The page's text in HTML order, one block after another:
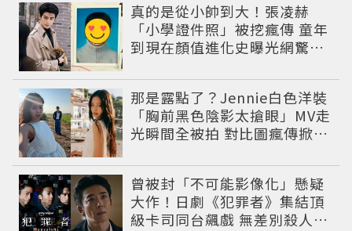
真的是從小帥到大！張凌赫
「小學證件照」被挖瘋傳 童年
到現在顏值進化史曝光網驚：
那是露點了？Jennie白色洋裝
「胸前黑色陰影太搶眼」MV走
光瞬間全被拍 對比圖瘋傳掀論
曾被封「不可能影像化」懸疑
大作！日劇《犯罪者》集結頂
級卡司同台飆戲 無差別殺人案